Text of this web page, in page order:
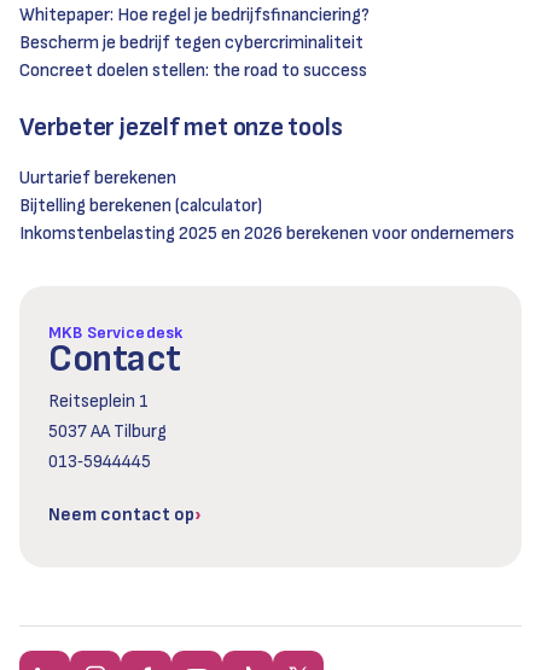
Whitepaper: Hoe regel je bedrijfsfinanciering?
Bescherm je bedrijf tegen cybercriminaliteit
Concreet doelen stellen: the road to success
Verbeter jezelf met onze tools
Uurtarief berekenen
Bijtelling berekenen (calculator)
Inkomstenbelasting 2025 en 2026 berekenen voor ondernemers
MKB Servicedesk
Contact
Reitseplein 1
5037 AA Tilburg
013‑5944445
Neem contact op